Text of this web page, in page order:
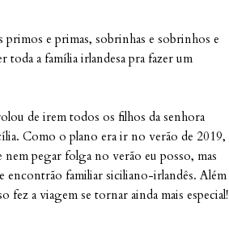
e primas, sobrinhas e sobrinhos e
toda a família irlandesa pra fazer um
de irem todos os filhos da senhora
Como o plano era ir no verão de 2019,
pegar folga no verão eu posso, mas
encontrão familiar siciliano-irlandês. Além
fez a viagem se tornar ainda mais especial!